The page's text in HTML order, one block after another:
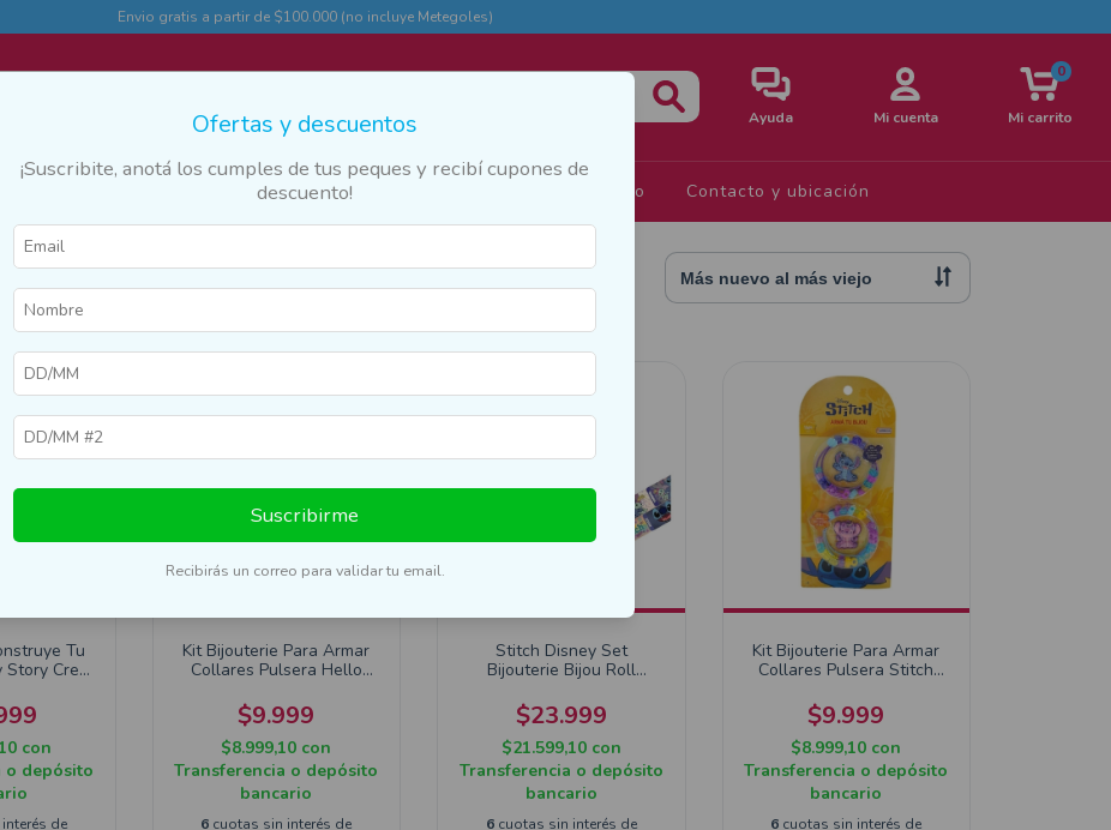
Envio gratis a partir de $100.000 (no incluye Metegoles)
Ayuda Mi cuenta Mi carrito
0
Marcas y franquicias Guias de Uso Contacto y ubicación
Tu
Story Crea
con
o depósito
de
Kit Bijouterie Para Armar
Collares Pulsera Hello
$9.999
$8.999,10 con
Transferencia o depósito
bancario
6 cuotas sin interés de
Stitch Disney Set
Bijouterie Bijou Roll
$23.999
$21.599,10 con
Transferencia o depósito
bancario
6 cuotas sin interés de
Kit Bijouterie Para Armar
Collares Pulsera Stitch
$9.999
$8.999,10 con
Transferencia o depósito
bancario
6 cuotas sin interés de
Ofertas y descuentos
¡Suscribite, anotá los cumples de tus peques y recibí cupones de
descuento!
Suscribirme
Recibirás un correo para validar tu email.